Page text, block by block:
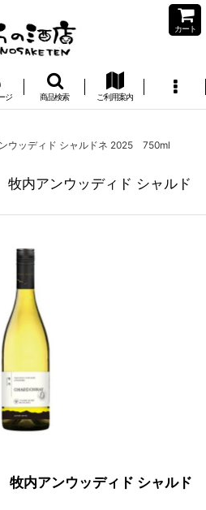
カート
ジ 商品検索 ご利用案内
ッディド シャルドネ 2025 750ml
内アンウッディド シャルド
内アンウッディド シャルド